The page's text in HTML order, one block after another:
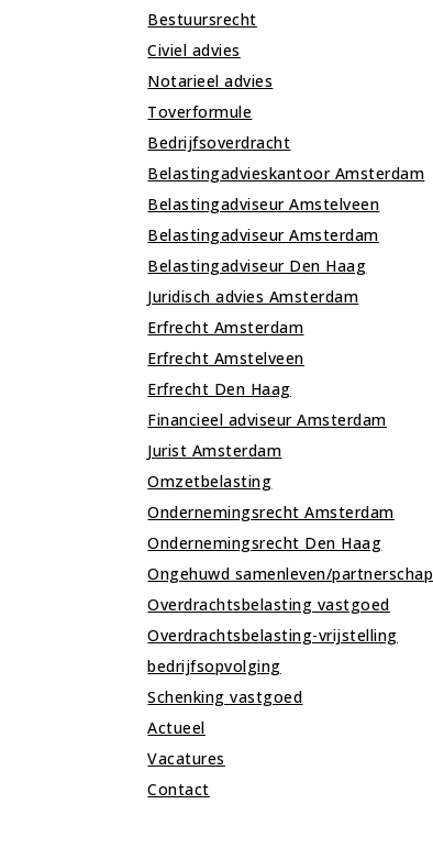
Bestuursrecht
Civiel advies
Notarieel advies
Toverformule
Bedrijfsoverdracht
Belastingadvieskantoor Amsterdam
Belastingadviseur Amstelveen
Belastingadviseur Amsterdam
Belastingadviseur Den Haag
Juridisch advies Amsterdam
Erfrecht Amsterdam
Erfrecht Amstelveen
Erfrecht Den Haag
Financieel adviseur Amsterdam
Jurist Amsterdam
Omzetbelasting
Ondernemingsrecht Amsterdam
Ondernemingsrecht Den Haag
Ongehuwd samenleven/partnerschap
Overdrachtsbelasting vastgoed
Overdrachtsbelasting-vrijstelling
bedrijfsopvolging
Schenking vastgoed
Actueel
Vacatures
Contact